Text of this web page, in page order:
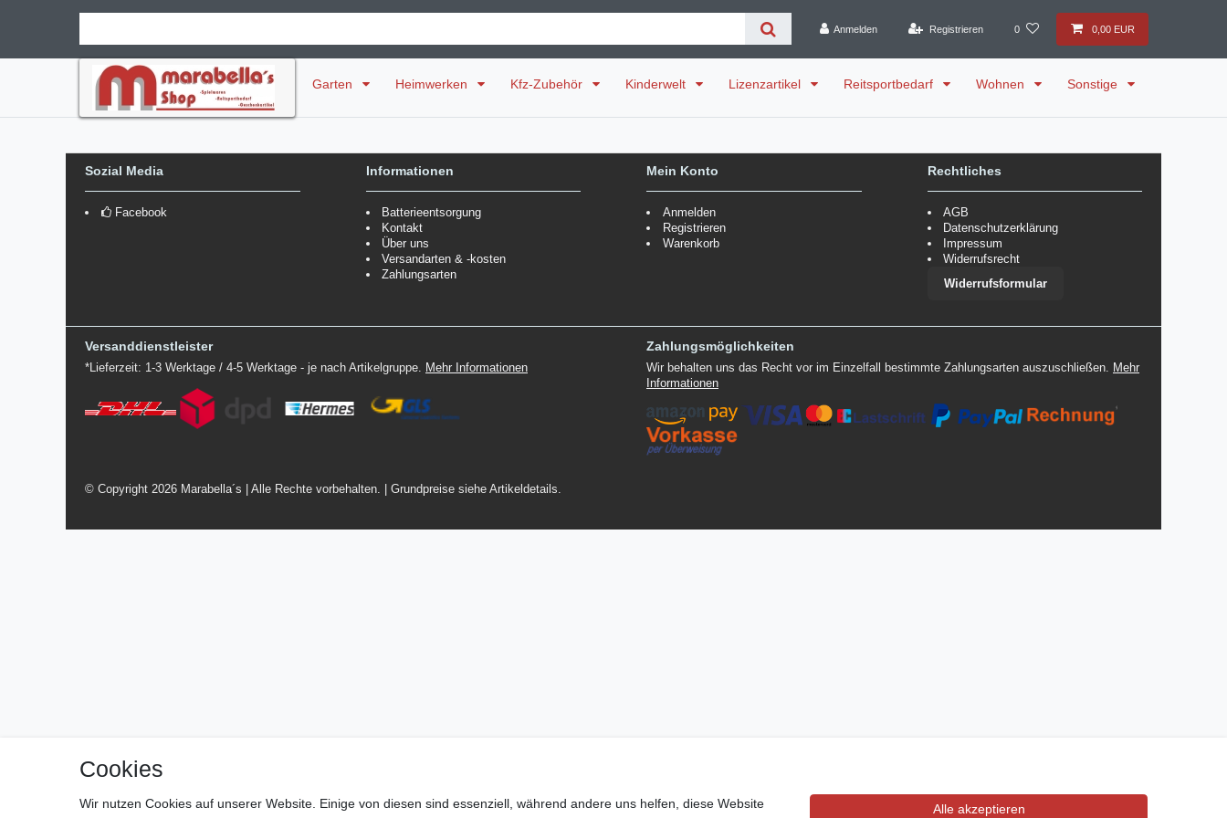
Anmelden Registrieren 0 0,00 EUR
Garten Heimwerken Kfz-Zubehör Kinderwelt Lizenzartikel Reitsportbedarf Wohnen Sonstige
Sozial Media
Facebook
Informationen
Batterieentsorgung
Kontakt
Über uns
Versandarten & -kosten
Zahlungsarten
Mein Konto
Anmelden
Registrieren
Warenkorb
Rechtliches
AGB
Datenschutzerklärung
Impressum
Widerrufsrecht
Widerrufsformular
Versanddienstleister
*Lieferzeit: 1-3 Werktage / 4-5 Werktage - je nach Artikelgruppe. Mehr Informationen
Zahlungsmöglichkeiten
Wir behalten uns das Recht vor im Einzelfall bestimmte Zahlungsarten auszuschließen. Mehr
Informationen
© Copyright 2026 Marabella´s | Alle Rechte vorbehalten. | Grundpreise siehe Artikeldetails.
Cookies
Wir nutzen Cookies auf unserer Website. Einige von diesen sind essenziell, während andere uns helfen, diese Website
Alle akzeptieren